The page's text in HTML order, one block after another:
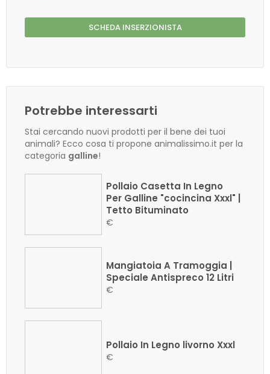
SCHEDA INSERZIONISTA
Potrebbe interessarti
Stai cercando nuovi prodotti per il bene dei tuoi
animali? Ecco cosa ti propone animalissimo.it per la
categoria galline!
Pollaio Casetta In Legno
Per Galline "cocincina Xxxl" |
Tetto Bituminato
€
Mangiatoia A Tramoggia |
Speciale Antispreco 12 Litri
€
Pollaio In Legno livorno Xxxl
€